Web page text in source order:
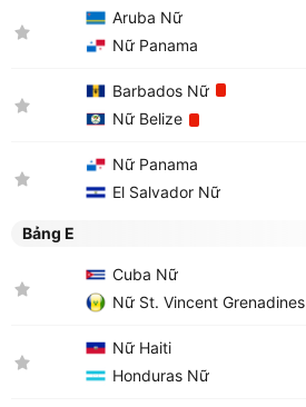
Aruba Nữ
Nữ Panama
Barbados Nữ
Nữ Belize
Nữ Panama
El Salvador Nữ
Bảng E
Cuba Nữ
Nữ St. Vincent Grenadines
Nữ Haiti
Honduras Nữ